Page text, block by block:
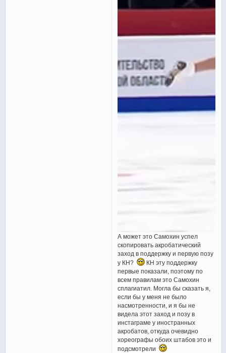
А может это Самохин успел
скопировать акробатический
заход в поддержку и первую позу
у КН?
КН эту поддержку
первые показали, поэтому по
всем правилам это Самохин
сплагиатил. Могла бы сказать я,
если бы у меня не было
насмотренности, и я бы не
видела этот заход и позу в
инстаграме у иностранных
акробатов, откуда очевидно
хореографы обоих штабов это и
подсмотрели